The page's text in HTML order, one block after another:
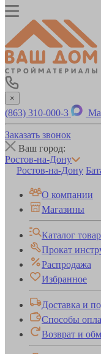
×
(863) 310-000-3
Заказать звонок
Ваш город:
Ростов-на-Дону
Ростов-на-Дону
О компании
Магазины
Каталог
Прокат
Распродажа
Избранное
Доставка и
Способы
Возврат и